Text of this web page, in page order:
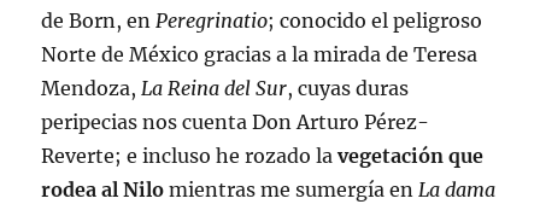
de Born, enPeregrinatio; conocido el peligroso
Norte de México gracias a la mirada de Teresa
Mendoza,La Reina del Sur, cuyas duras
peripecias nos cuenta Don Arturo Pérez-
Reverte; e incluso he rozado lavegetación que
rodea al Nilo mientras me sumergía enLa dama